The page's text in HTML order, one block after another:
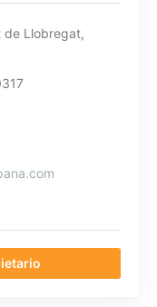
de Llobregat,